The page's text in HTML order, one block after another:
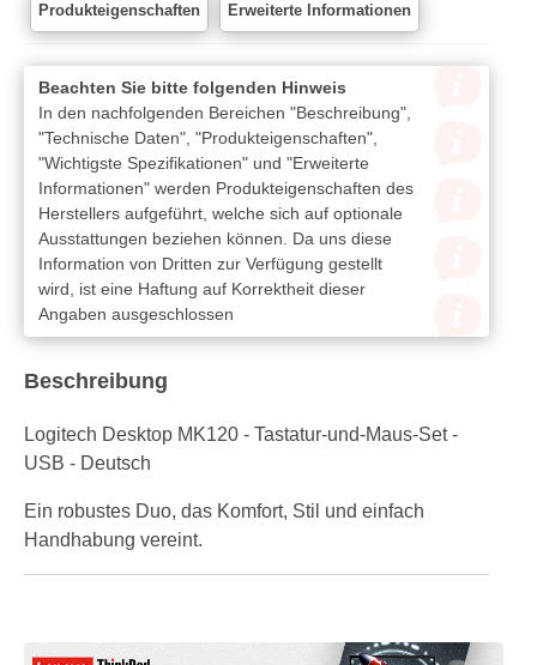
Produkteigenschaften Erweiterte Informationen
Beachten Sie bitte folgenden Hinweis
In den nachfolgenden Bereichen "Beschreibung",
"Technische Daten", "Produkteigenschaften",
"Wichtigste Spezifikationen" und "Erweiterte
Informationen" werden Produkteigenschaften des
Herstellers aufgeführt, welche sich auf optionale
Ausstattungen beziehen können. Da uns diese
Information von Dritten zur Verfügung gestellt
wird, ist eine Haftung auf Korrektheit dieser
Angaben ausgeschlossen
Beschreibung
Logitech Desktop MK120 - Tastatur-und-Maus-Set -
USB - Deutsch
Ein robustes Duo, das Komfort, Stil und einfach
Handhabung vereint.